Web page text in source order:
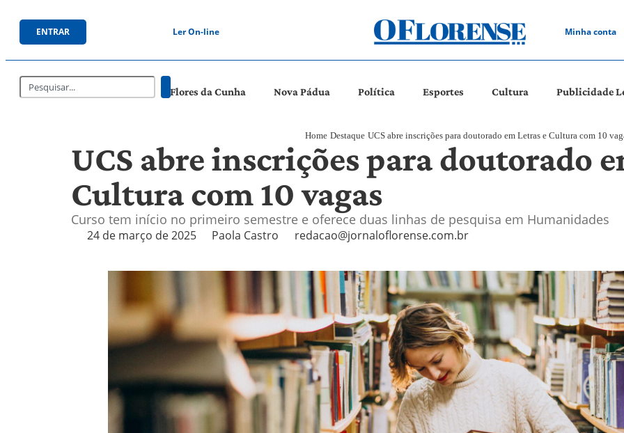
ENTRAR Ler On-line Minha conta
Flores da Cunha Nova Pádua Política Esportes Cultura Publicidade
Home Destaque UCS abre inscrições para doutorado em Letras e Cultura com 10
UCS abre inscrições para doutorado
Cultura com 10 vagas
Curso tem início no primeiro semestre e oferece duas linhas de pesquisa em Humanidades
24 de março de 2025 Paola Castro redacao@jornaloflorense.com.br